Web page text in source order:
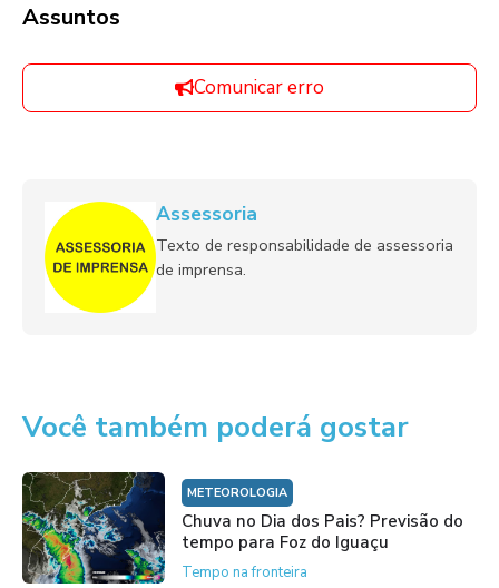
Assuntos
Comunicar erro
Assessoria
Texto de responsabilidade de assessoria
de imprensa.
Você também poderá gostar
METEOROLOGIA
Chuva no Dia dos Pais? Previsão do
tempo para Foz do Iguaçu
Tempo na fronteira